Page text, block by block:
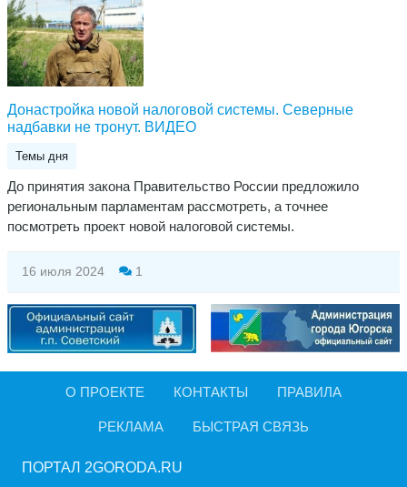
Донастройка новой налоговой системы. Северные
надбавки не тронут. ВИДЕО
Темы дня
До принятия закона Правительство России предложило
региональным парламентам рассмотреть, а точнее
посмотреть проект новой налоговой системы.
16 июля 2024 1
О ПРОЕКТЕ КОНТАКТЫ ПРАВИЛА
РЕКЛАМА БЫСТРАЯ СВЯЗЬ
ПОРТАЛ 2GORODA.RU